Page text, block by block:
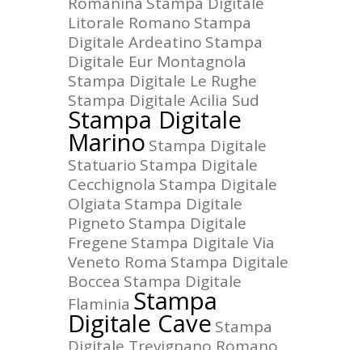
Litorale Romano Stampa
Digitale Ardeatino Stampa
Digitale Eur Montagnola
Stampa Digitale Le Rughe
Stampa Digitale Acilia Sud
Stampa Digitale
Marino Stampa Digitale
Statuario Stampa Digitale
Cecchignola Stampa Digitale
Olgiata Stampa Digitale
Pigneto Stampa Digitale
Fregene Stampa Digitale Via
Veneto Roma Stampa Digitale
Boccea Stampa Digitale
Flaminia Stampa
Digitale Cave Stampa